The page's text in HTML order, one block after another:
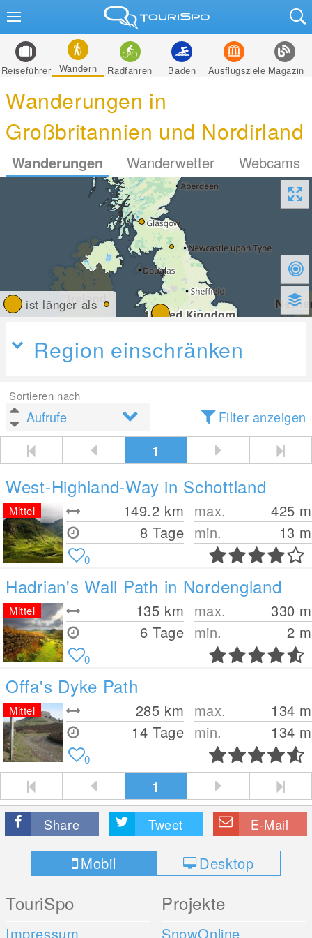
Reiseführer Wandern Radfahren Baden Ausflugsziele Magazin
Wanderungen in
Großbritannien und Nordirland
Wanderungen Wanderwetter Webcams
ist länger als
Region einschränken
Sortieren nach
Filter anzeigen
1
West-Highland-Way in Schottland
149.2 km
8 Tage
max. 425 m
min.
13 m
Mittel
0
Hadrian's Wall Path in Nordengland
135 km
6 Tage
max. 330 m
min.
2 m
Mittel
0
Offa's Dyke Path
285 km
14 Tage
max. 134 m
min.
134 m
Mittel
0
1
Share Tweet E-Mail
Mobil Desktop
TouriSpo
Impressum
Projekte
SnowOnline